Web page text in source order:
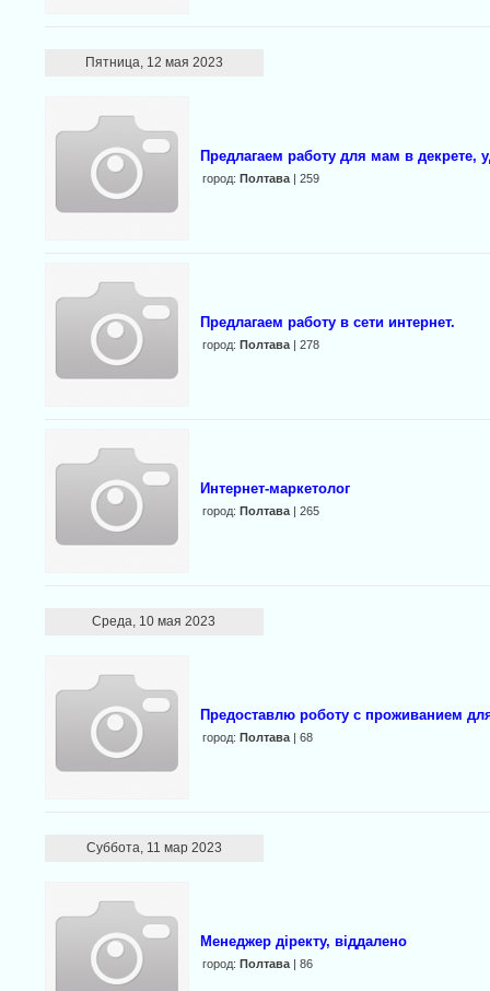
Пятница, 12 мая 2023
Предлагаем работу для мам в декрете,
город: Полтава| 259
Предлагаем работу в сети интернет.
город: Полтава| 278
Интернет-маркетолог
город: Полтава| 265
Среда, 10 мая 2023
Предоставлю роботу с проживанием
город: Полтава| 68
Суббота, 11 мар 2023
Менеджер діректу, віддалено
город: Полтава| 86